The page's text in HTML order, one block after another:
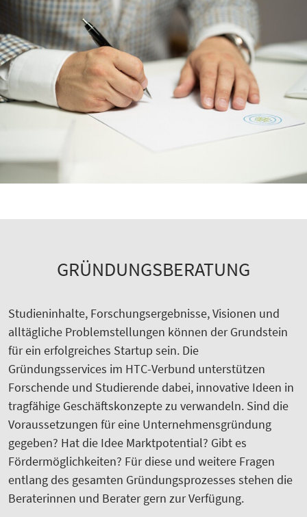
GRÜNDUNGSBERATUNG
Studieninhalte, Forschungsergebnisse, Visionen und
alltägliche Problemstellungen können der Grundstein
für ein erfolgreiches Startup sein. Die
Gründungsservices im HTC-Verbund unterstützen
Forschende und Studierende dabei, innovative Ideen in
tragfähige Geschäftskonzepte zu verwandeln. Sind die
Voraussetzungen für eine Unternehmensgründung
gegeben? Hat die Idee Marktpotential? Gibt es
Fördermöglichkeiten? Für diese und weitere Fragen
entlang des gesamten Gründungsprozesses stehen die
Beraterinnen und Berater gern zur Verfügung.